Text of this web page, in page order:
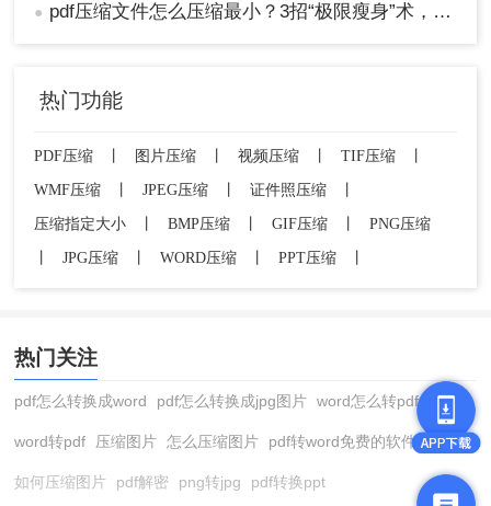
点击“开始压缩”或类似按钮。完成后，逐个或
打包下载
压缩后的文件即可。
良好。
04 图像压缩的前置处理：从源头“减肥”
如果 PDF 的“肥胖”根源是里面嵌入了未经处理的高
清图片，那么最好的方法是在制作 PDF 前，先为图
片“减肥”。
● pdf压缩文件怎么压缩最小？3招“极限瘦身”术，从50M榨到5M！
热门功能
PDF压缩 图片压缩 视频压缩 TIF压缩
WMF压缩
JPEG压缩 证件照压缩
压缩指定大小
BMP压缩 GIF压缩
PNG压缩
JPG压缩 WORD压缩 PPT压缩
热门关注
pdf怎么转换成word pdf怎么转换成jpg图片 word怎么转pdf
word转pdf 压缩图片 怎么压缩图片 pdf转word免费的软件
如何压缩图片 pdf解密 png转jpg pdf转换ppt